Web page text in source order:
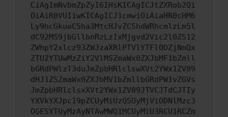
CiAgImNvbmZpZyI6IHsKICAgICJtZXRob2Qi
OiAiR0VUIiwKICAgICJ1cmwiOiAiaHR0cHM6
Ly9hcGkueC5ha3MtcHJvZC5hdWRhcmlzLm5l
dC92MS9jbGllbnRzLzIxMjgvd2Vic2l0ZS12
ZWhpY2xlcz93ZWJzaXRlPTVlYTFlODZjNmQx
ZTU2YTUwMzZiY2VlMSZmaWx0ZXJbMF1bZmll
bGRdPWlzT3duJmZpbHRlclswXVt2YWx1ZV09
dHJ1ZSZmaWx0ZXJbMV1bZmllbGRdPW1vZGVs
JmZpbHRlclsxXVt2YWx1ZV09JTVCJTdCJTIy
YXVkYXJpc19pZCUyMiUzQSUyMjViODNlMzc3
OGE5YTUyMzAyNTAwMWQ1MCUyMiU3RCU1RCZm